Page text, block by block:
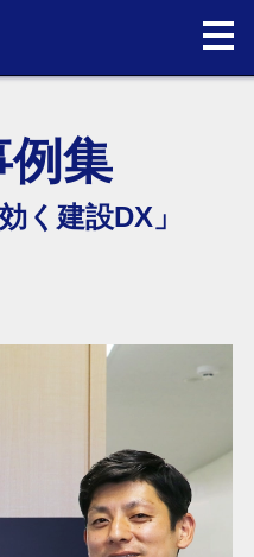
例集
く建設DX」